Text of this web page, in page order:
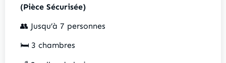
(Pièce Sécurisée)
👥 Jusqu’à 7 personnes
🛏️ 3 chambres